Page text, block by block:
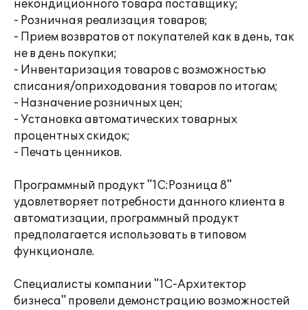
некондиционного товара поставщику;
- Розничная реализация товаров;
- Прием возвратов от покупателей как в день, так
не в день покупки;
- Инвентаризация товаров с возможностью
списания/оприходования товаров по итогам;
- Назначение розничных цен;
- Установка автоматических товарных
процентных скидок;
- Печать ценников.
Программный продукт "1С:Розница 8"
удовлетворяет потребности данного клиента в
автоматизации, программный продукт
предполагается использовать в типовом
функционале.
Специалисты компании "1С-Архитектор
бизнеса" провели демонстрацию возможностей